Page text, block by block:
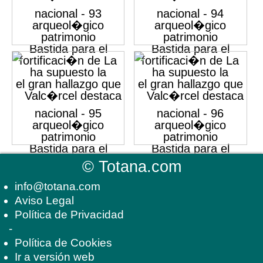
©Totana.com
info@totana.com
Aviso Legal
Política de Privacidad
-
Política de Cookies
Ir a versión web